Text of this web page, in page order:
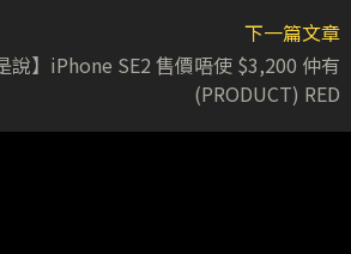
下一篇文章
說】iPhone SE2 售價唔使 $3,200 仲有
(PRODUCT) RED